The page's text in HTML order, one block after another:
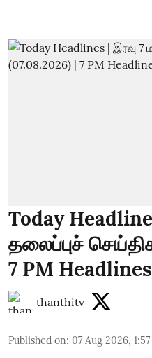
Today
தலைப்புச்
7 PM
thanthitv
Published on: 07 Aug 2026,